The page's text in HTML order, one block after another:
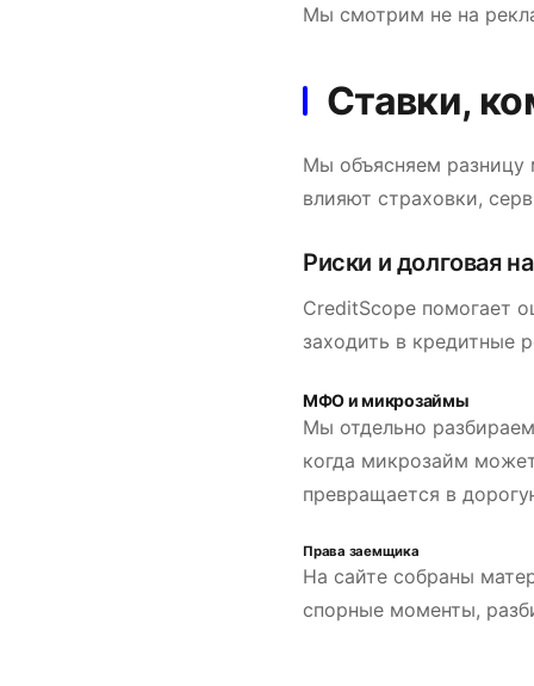
Мы смотрим не на
Ставки,
Мы объясняем разницу
влияют страховки,
Риски и долговая
CreditScope помогает
заходить в кредитные
МФО и микрозаймы
Мы отдельно
когда микрозайм
превращается в
Права заемщика
На сайте собраны
спорные моменты,